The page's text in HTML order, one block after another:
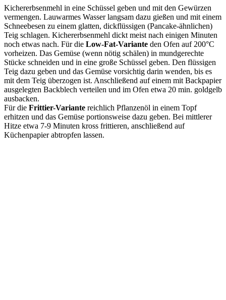
Kichererbsenmehl in eine Schüssel geben und mit den Gewürzen
vermengen. Lauwarmes Wasser langsam dazu gießen und mit einem
Schneebesen zu einem glatten, dickflüssigen (Pancake-ähnlichen)
Teig schlagen. Kichererbsenmehl dickt meist nach einigen Minuten
noch etwas nach. Für die Low-Fat-Variante den Ofen auf 200°C
vorheizen. Das Gemüse (wenn nötig schälen) in mundgerechte
Stücke schneiden und in eine große Schüssel geben. Den flüssigen
Teig dazu geben und das Gemüse vorsichtig darin wenden, bis es
mit dem Teig überzogen ist. Anschließend auf einem mit Backpapier
ausgelegten Backblech verteilen und im Ofen etwa 20 min. goldgelb
ausbacken.
Für die Frittier-Variante reichlich Pflanzenöl in einem Topf
erhitzen und das Gemüse portionsweise dazu geben. Bei mittlerer
Hitze etwa 7-9 Minuten kross frittieren, anschließend auf
Küchenpapier abtropfen lassen.